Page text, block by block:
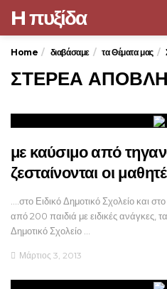
H πυξίδα
Home διαβάσαμε τα Θέματα μας
ΣΤΕΡΕΑ
με καύσιμο από
ζεσταίνονται οι
....στο Ειδικό Δημοτικό Σχολείο και
από 200 παιδιά με ειδικές ανάγκες,
Δημοτικό Σχολείο …
Μάρτιος 3, 2013